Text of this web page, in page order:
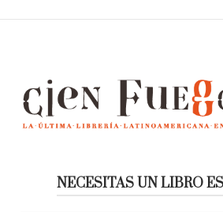
NECESITAS UN LIBRO